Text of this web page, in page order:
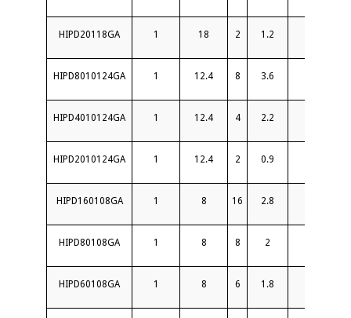
HIPD20118GA 1 18 2 1.2
HIPD8010124GA 1 12.4 8 3.6
HIPD4010124GA 1 12.4 4 2.2
HIPD2010124GA 1 12.4 2 0.9
HIPD160108GA 1 8 16 2.8
HIPD80108GA 1 8 8 2
HIPD60108GA 1 8 6 1.8